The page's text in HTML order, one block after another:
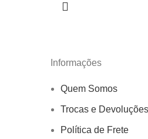
Informações
Quem Somos
Trocas e Devoluções
Política de Frete